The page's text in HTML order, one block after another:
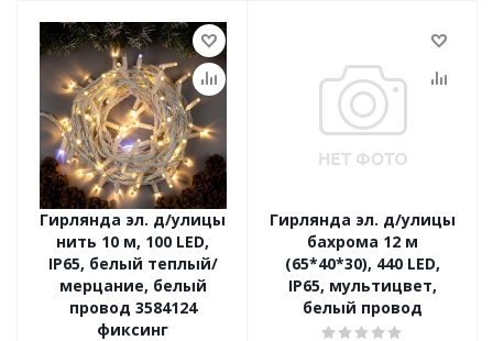
Гирлянда эл. д/улицы
нить 10 м, 100 LED,
IP65, белый теплый/
мерцание, белый
провод 3584124
фиксинг
Гирлянда эл. д/улицы
бахрома 12 м
(65*40*30), 440 LED,
IP65, мультицвет,
белый провод